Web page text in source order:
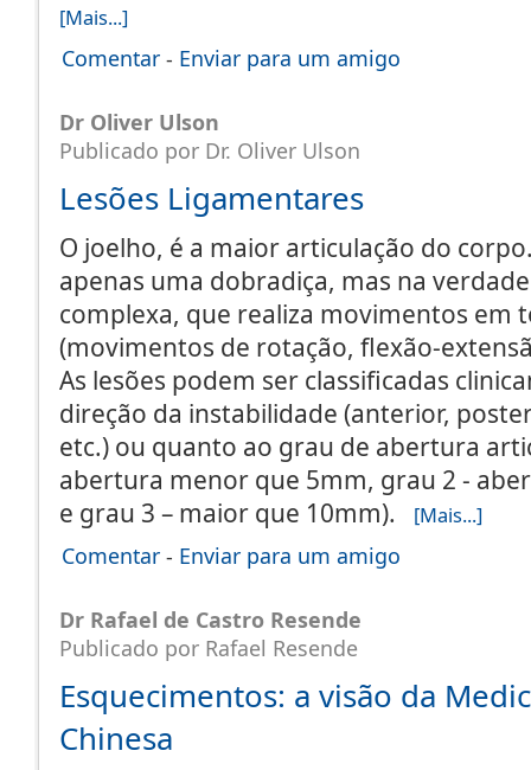
[Mais...]
Comentar - Enviar para um amigo
Dr Oliver Ulson
Publicado por Dr. Oliver Ulson
Lesões Ligamentares
O joelho, é a maior articulação do
apenas uma dobradiça, mas na
complexa, que realiza movimentos em
(movimentos de rotação, flexão-
As lesões podem ser classificadas
direção da instabilidade (anterior,
etc.) ou quanto ao grau de abertura
abertura menor que 5mm, grau 2 -
e grau 3 – maior que 10mm).
[Mais...]
Comentar - Enviar para um amigo
Dr Rafael de Castro Resende
Publicado por Rafael Resende
Esquecimentos: a visão da
Chinesa